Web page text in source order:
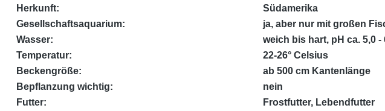
Herkunft:
Südamerika
Gesellschaftsaquarium:
ja, aber nur mit großen
Wasser:
weich bis hart, pH ca. 5,0 -
Temperatur:
22-26° Celsius
Beckengröße:
ab 500 cm Kantenlänge
Bepflanzung wichtig:
nein
Futter:
Frostfutter, Lebendfutter